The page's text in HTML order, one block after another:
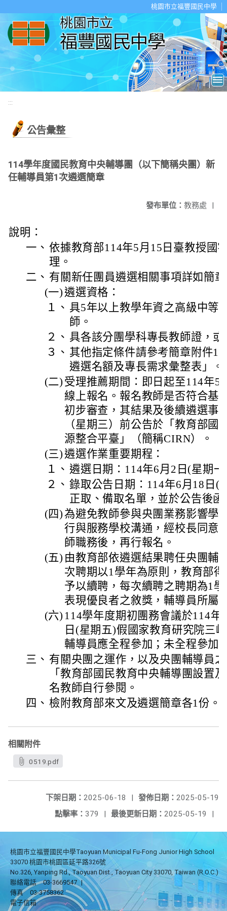
桃園市立福豐國民中學
:::
公告彙整
114學年度國民教育中央輔導團（以下簡稱央團）新
任輔導員第1次遴選簡章
發布單位： 教務處 |
說明：
一、 依據教育部114年5月15日臺教授國
理。
二、 有關新任團員遴選相關事項詳如簡
(一) 遴選資格：
１、 具5年以上教學年資之高級中等
師。
２、 具各該分團學科專長教師證，
３、 其他指定條件請參考簡章附件1
遴選名額及專長需求彙整表」。
(二) 受理推薦期間：即日起至114年5
線上報名。報名教師是否符合基
初步審查，其結果及後續遴選事
（星期三）前公告於「教育部國
源整合平臺」（簡稱CIRN）。
(三) 遴選作業重要期程：
１、 遴選日期：114年6月2日(星期
２、 錄取公告日期：114年6月18日(
正取、備取名單，並於公告後
(四)為避免教師參與央團業務影響學
行與服務學校溝通，經校長同意
師職務後，再行報名。
(五) 由教育部依遴選結果聘任央團輔
次聘期以1學年為原則，教育部
予以續聘，每次續聘之聘期為1
表現優良者之敘獎，輔導員所屬
(六) 114學年度期初團務會議於114
日(星期五)假國家教育研究院三
輔導員應全程參加；未全程參加
三、 有關央團之運作，以及央團輔導員
「教育部國民教育中央輔導團設置
名教師自行參閱。
四、 檢附教育部來文及遴選簡章各1份。
相關附件
0519.pdf
發佈日期： 2025-05-19
下架日期： 2025-06-18
|
最後更新日期： 2025-05-19 |
點擊率： 379 |
桃園市立福豐國民中學Taoyuan Municipal Fu-Fong Junior High School
33070 桃園市桃園區延平路326號
No.326, Yanping Rd., Taoyuan Dist., Taoyuan City 33070, Taiwan (R.O.C.)
聯絡電話
03-3669547 |
傳真
03-3758362
電子信箱